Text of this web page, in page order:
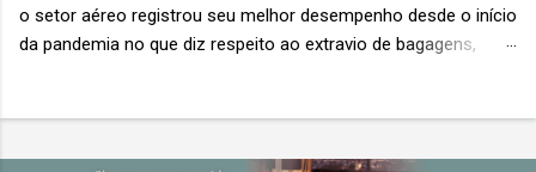
o setor aéreo registrou seu melhor desempenho desde o início
da pandemia no que diz respeito ao extravio de bagagens,
“Baggage IT Insights” de 2026 da SITA, a 20ª edição anual